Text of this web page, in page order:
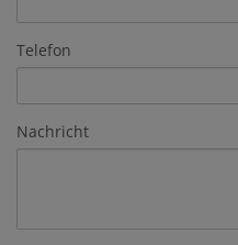
Telefon
Nachricht